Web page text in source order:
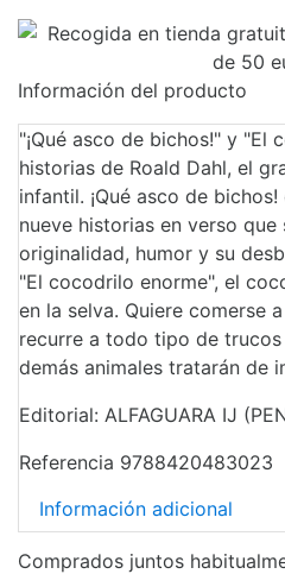
Información del producto
"¡Qué asco de bichos!" y "El
historias de Roald Dahl, el
infantil. ¡Qué asco de
nueve historias en verso
originalidad, humor y su
"El cocodrilo enorme", el
en la selva. Quiere comerse
recurre a todo tipo de
demás animales tratarán de
Editorial: ALFAGUARA IJ
Referencia 9788420483023
Información adicional
Comprados juntos